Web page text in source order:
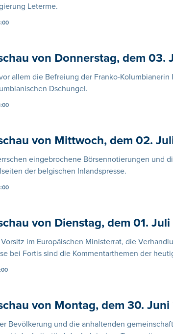
Leterme.
von Donnerstag, dem 03.
allem die Befreiung der Franko-
Dschungel.
von Mittwoch, dem 02.
eingebrochene Börsennotierungen und
der belgischen Inlandspresse.
von Dienstag, dem 01.
im Europäischen Ministerrat, die
bei Fortis sind die Kommentarthemen der
von Montag, dem 30.
Bevölkerung und die anhaltenden